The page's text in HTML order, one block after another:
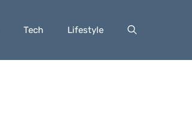
Tech Lifestyle